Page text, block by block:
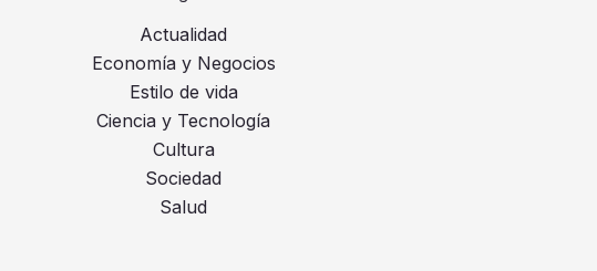
Actualidad
Economía y Negocios
Estilo de vida
Ciencia y Tecnología
Cultura
Sociedad
Salud